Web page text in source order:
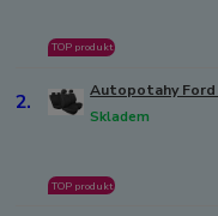
TOP produkt
2. Autopotahy Ford
Skladem
TOP produkt